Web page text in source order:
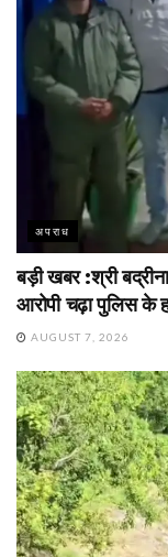
अपराध
बड़ी खबर :श्री
आरोपी चढ़ा पुलिस के
AUGUST 7, 2026